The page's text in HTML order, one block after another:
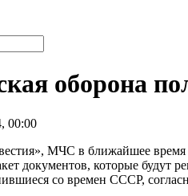
оборона
00:00
МЧС в ближайшее время
документов, которые будут
со времен СССР,